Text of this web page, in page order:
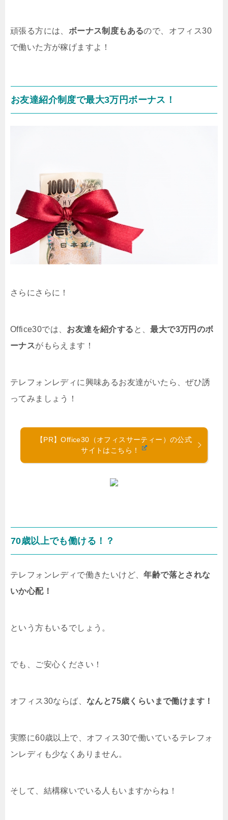
頑張る方には、 ボーナス制度もあるので、オフィス30
で働いた方が稼げますよ！
お友達紹介制度で最大3万円ボーナス！
さらにさらに！
Office30では、 お友達を紹介する と、最大で3万円のボ
ーナスがもらえます！
テレフォンレディに興味あるお友達がいたら、ぜひ誘
ってみましょう！
【PR】Office30（オフィスサーティー）の公式
サイトはこちら！
70歳以上でも働ける！？
テレフォンレディで働きたいけど、年齢で落とされな
いか心配！
という方もいるでしょう。
でも、ご安心ください！
オフィス30ならば、 なんと75歳くらいまで働けます！
実際に60歳以上で、オフィス30で働いているテレフォ
ンレディも少なくありません。
そして、結構稼いでいる人もいますからね！